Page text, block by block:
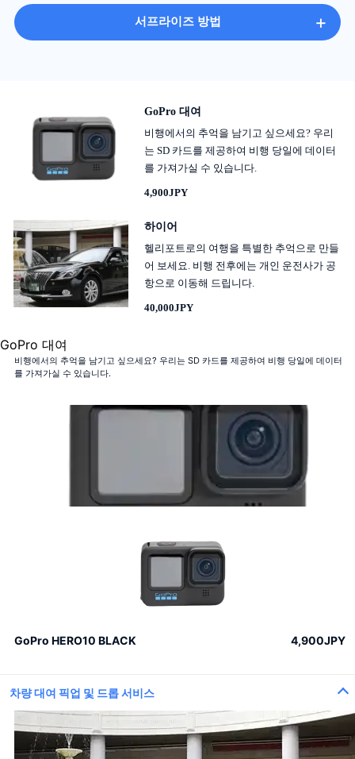
서프라이즈 방법 +
GoPro 대여
비행에서의 추억을 남기고 싶으세요? 우리
는 SD 카드를 제공하여 비행 당일에 데이터
를 가져가실 수 있습니다.
4,900JPY
하이어
헬리포트로의 여행을 특별한 추억으로 만들
어 보세요. 비행 전후에는 개인 운전사가 공
항으로 이동해 드립니다.
40,000JPY
GoPro 대여
비행에서의 추억을 남기고 싶으세요? 우리는 SD 카드를 제공하여 비행 당일에 데이터
를 가져가실 수 있습니다.
GoPro HERO10 BLACK 4,900JPY
차량 대여 픽업 및 드롭 서비스